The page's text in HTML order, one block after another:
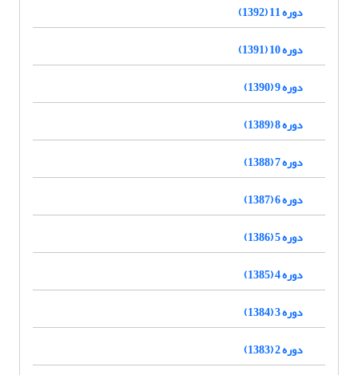
دوره 11 (1392)
دوره 10 (1391)
دوره 9 (1390)
دوره 8 (1389)
دوره 7 (1388)
دوره 6 (1387)
دوره 5 (1386)
دوره 4 (1385)
دوره 3 (1384)
دوره 2 (1383)